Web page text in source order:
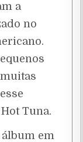
a
no
Tuna.
em